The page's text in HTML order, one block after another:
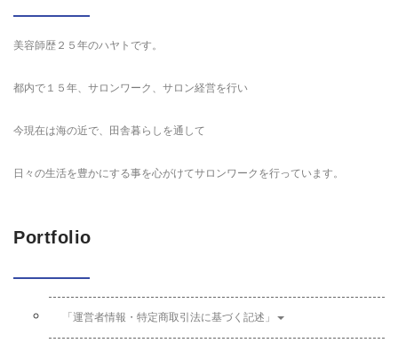
美容師歴２５年のハヤトです。
都内で１５年、サロンワーク、サロン経営を行い
今現在は海の近で、田舎暮らしを通して
日々の生活を豊かにする事を心がけてサロンワークを行っています。
Portfolio
「運営者情報・特定商取引法に基づく記述」